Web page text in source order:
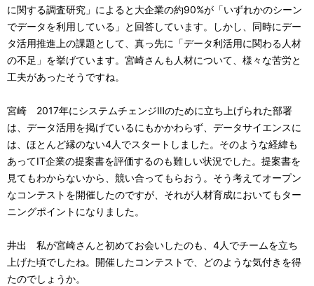
に関する調査研究」によると大企業の約90%が「いずれかのシーン
でデータを利用している」と回答しています。しかし、同時にデー
タ活用推進上の課題として、真っ先に「データ利活用に関わる人材
の不足」を挙げています。宮崎さんも人材について、様々な苦労と
工夫があったそうですね。
宮崎 2017年にシステムチェンジⅢのために立ち上げられた部署
は、データ活用を掲げているにもかかわらず、データサイエンスに
は、ほとんど縁のない4人でスタートしました。そのような経緯も
あってIT企業の提案書を評価するのも難しい状況でした。提案書を
見てもわからないから、競い合ってもらおう。そう考えてオープン
なコンテストを開催したのですが、それが人材育成においてもター
ニングポイントになりました。
井出 私が宮崎さんと初めてお会いしたのも、4人でチームを立ち
上げた頃でしたね。開催したコンテストで、どのような気付きを得
たのでしょうか。